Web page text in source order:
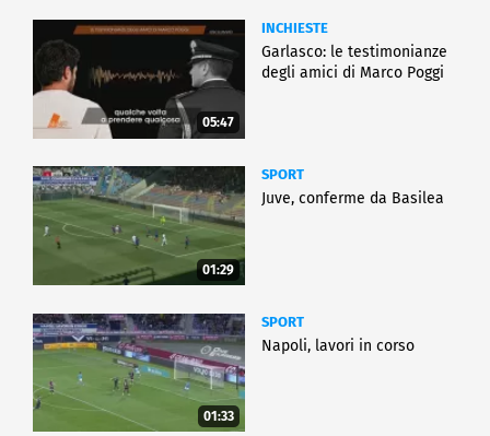
05:47
INCHIESTE
Garlasco: le testimonianze
degli amici di Marco Poggi
01:29
SPORT
Juve, conferme da Basilea
01:33
SPORT
Napoli, lavori in corso